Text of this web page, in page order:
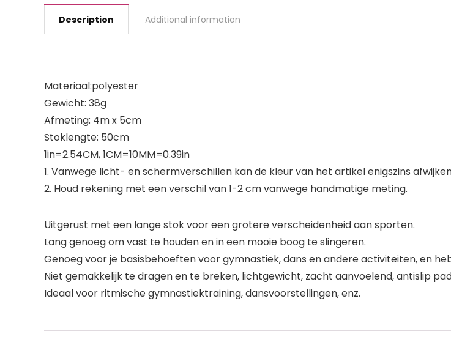
Description Additional information
Materiaal:polyester
Gewicht: 38g
Afmeting: 4m x 5cm
Stoklengte: 50cm
1in=2.54CM, 1CM=10MM=0.39in
1. Vanwege licht- en schermverschillen kan de kleur van het artikel enigszins
2. Houd rekening met een verschil van 1-2 cm vanwege handmatige meting.
Uitgerust met een lange stok voor een grotere verscheidenheid aan sporten.
Lang genoeg om vast te houden en in een mooie boog te slingeren.
Genoeg voor je basisbehoeften voor gymnastiek, dans en andere activiteiten, en
Niet gemakkelijk te dragen en te breken, lichtgewicht, zacht aanvoelend, antislip
Ideaal voor ritmische gymnastiektraining, dansvoorstellingen, enz.